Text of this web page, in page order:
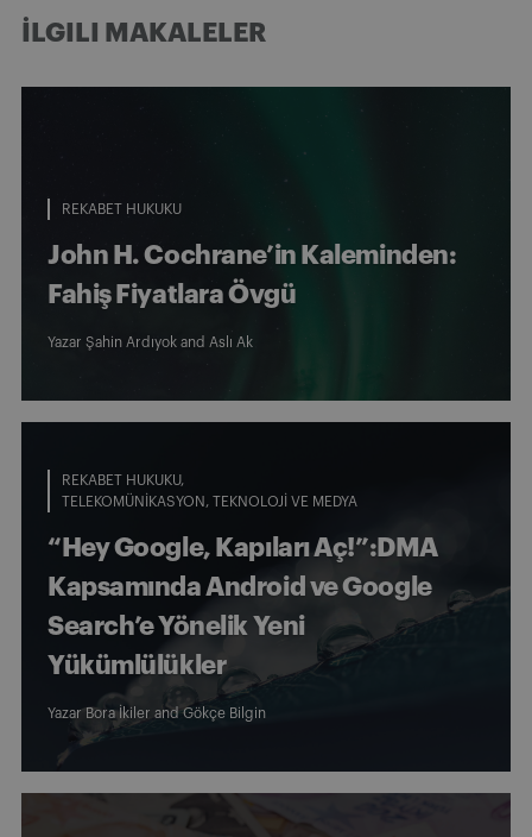
İLGILI MAKALELER
REKABET HUKUKU
John H. Cochrane’in Kaleminden:
Fahiş Fiyatlara Övgü
Yazar Şahin Ardıyok and Aslı Ak
REKABET HUKUKU
TELEKOMÜNIKASYON, TEKNOLOJI VE MEDYA
“Hey Google, Kapıları Aç!”:DMA
Kapsamında Android ve Google
Search’e Yönelik Yeni
Yükümlülükler
Yazar Bora İkiler andGökçe Bilgin